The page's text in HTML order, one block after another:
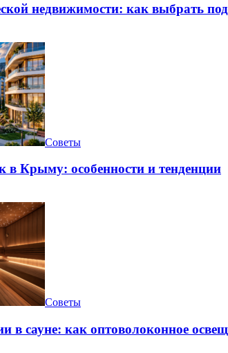
недвижимости: как выбрать
Советы
в Крыму: особенности и тенденции
Советы
в сауне: как оптоволоконное